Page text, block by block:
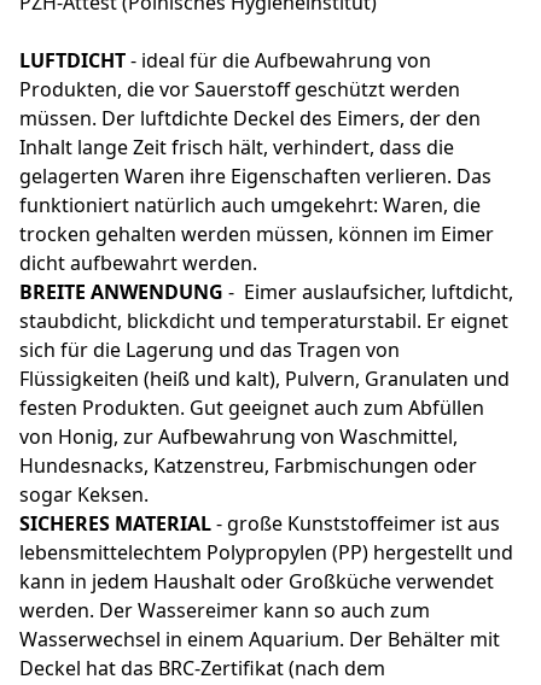
LUFTDICHT- ideal für die Aufbewahrung von
Produkten, die vor Sauerstoff geschützt werden
müssen. Der luftdichte Deckel des Eimers, der den
Inhalt lange Zeit frisch hält, verhindert, dass die
gelagerten Waren ihre Eigenschaften verlieren. Das
funktioniert natürlich auch umgekehrt: Waren, die
trocken gehalten werden müssen, können im Eimer
dicht aufbewahrt werden.
BREITE ANWENDUNG - Eimer auslaufsicher, luftdicht,
staubdicht, blickdicht und temperaturstabil. Er eignet
sich für die Lagerung und das Tragen von
Flüssigkeiten (heiß und kalt), Pulvern, Granulaten und
festen Produkten. Gut geeignet auch zum Abfüllen
von Honig, zur Aufbewahrung von Waschmittel,
Hundesnacks, Katzenstreu, Farbmischungen oder
sogar Keksen.
SICHERES MATERIAL- große Kunststoffeimer ist aus
lebensmittelechtem Polypropylen (PP) hergestellt und
kann in jedem Haushalt oder Großküche verwendet
werden. Der Wassereimer kann so auch zum
Wasserwechsel in einem Aquarium. Der Behälter mit
Deckel hat das BRC-Zertifikat (nach dem